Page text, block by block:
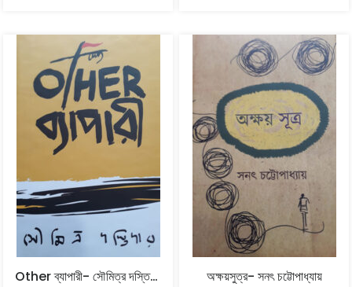
Other ব্যাপারী- সৌমিত্র দস্তিদার অক্ষয়সুত্র- সনৎ চট্টোপাধ্যায়